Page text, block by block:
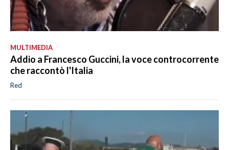
MULTIMEDIA
Addio a Francesco Guccini, la voce controcorrente
che raccontò l'Italia
Red